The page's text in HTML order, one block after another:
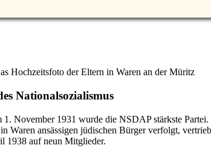
Hochzeitsfoto der Eltern in Waren an der Müritz
Nationalsozialismus
November 1931 wurde die NSDAP stärkste
Waren ansässigen jüdischen Bürger verfolgt,
1938 auf neun Mitglieder.